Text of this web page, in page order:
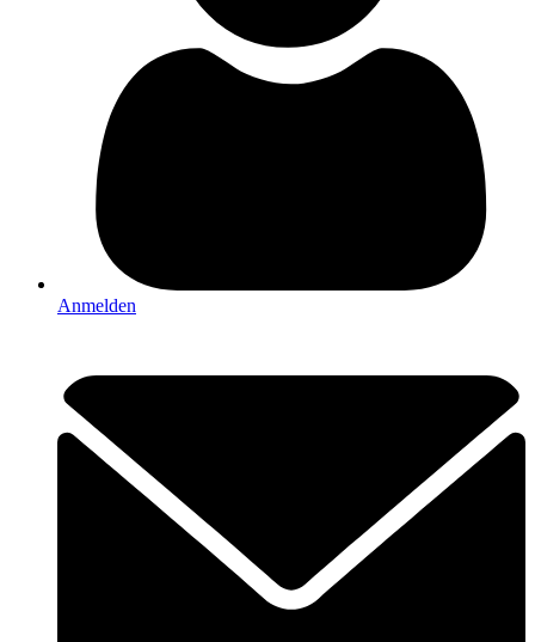
Anmelden